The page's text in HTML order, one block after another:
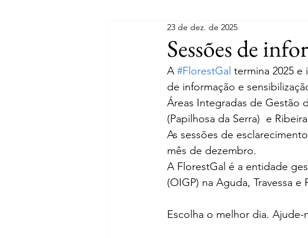
Sessões de
23 de dez. de 2025
A #FlorestGal termina 2025 e
de informação e
Áreas Integradas de Gestão
(Papilhosa da Serra)  e
As sessões de
mês de dezembro.
A FlorestGal é a entidade
(OIGP) na Aguda, Travessa e
Escolha o melhor dia.